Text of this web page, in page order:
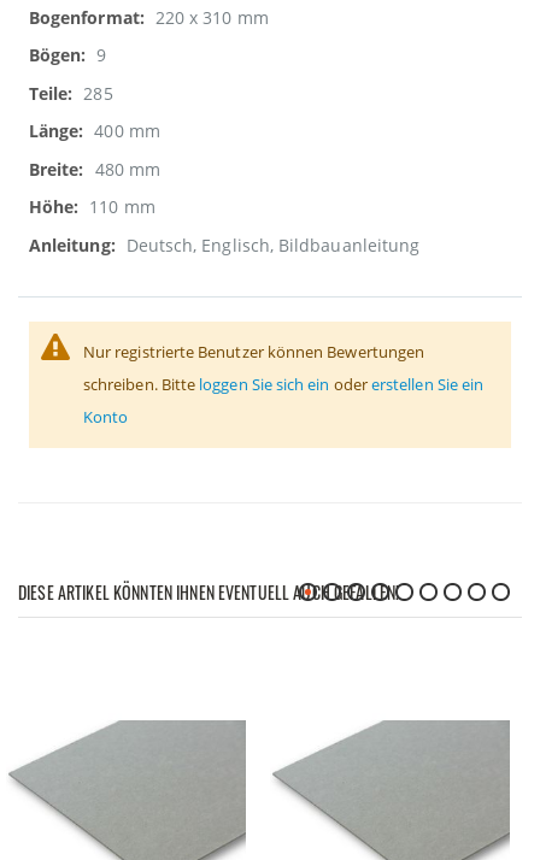
220 x 310 mm
9
285
400 mm
480 mm
110 mm
Deutsch, Englisch, Bildbauanleitung
Nur registrierte Benutzer können Bewertungen
schreiben. Bitte loggen Sie sich ein odererstellen Sie ein
Konto
DIESE ARTIKEL KÖNNTEN IHNEN EVENTUELL AUCH GEFALLEN!